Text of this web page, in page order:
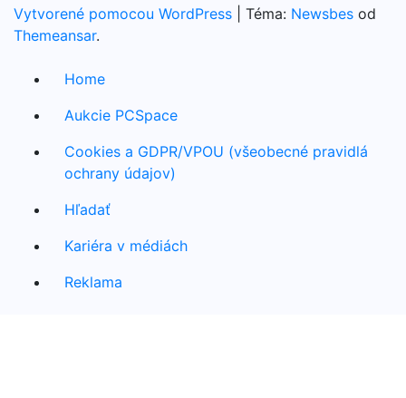
Vytvorené pomocou WordPress Téma: Newsbes od
Themeansar.
Home
Aukcie PCSpace
Cookies a GDPR/VPOU (všeobecné pravidlá
ochrany údajov)
Hľadať
Kariéra v médiách
Reklama